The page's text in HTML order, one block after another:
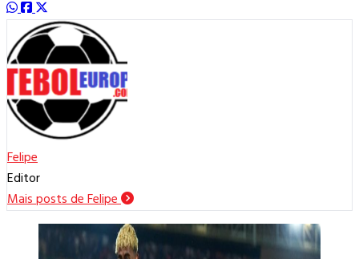
Felipe
Editor
Mais posts de Felipe